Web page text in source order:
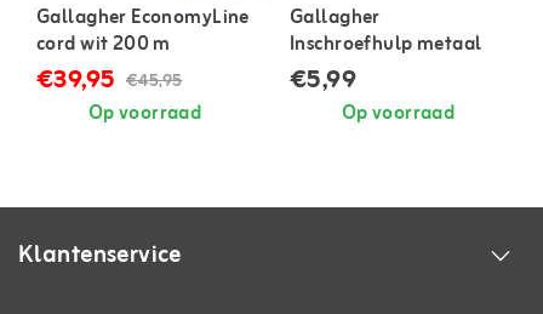
Gallagher EconomyLine
cord wit 200 m
€39,95 €45,95
Op voorraad
Gallagher
Inschroefhulp metaal
€5,99
Op voorraad
Klantenservice